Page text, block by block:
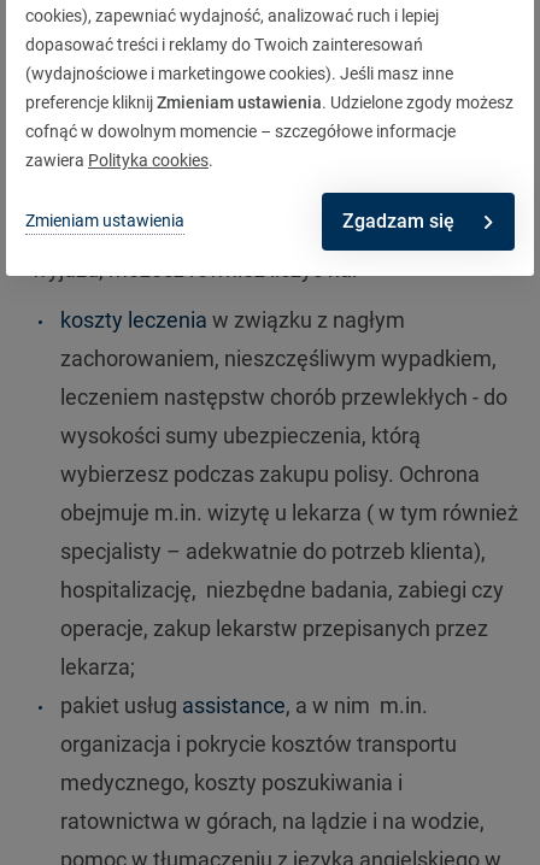
finansowe w razie różnych sytuacji , które mogą Ci
się przydarzyć na stoku np. szkoda jaką możesz
wyrządzić nieumyślnie innemu narciarzowi lub
snowboardziście, , nieszczęśliwy wypadek na
skutek którego skręcisz nogę czy złamiesz
obojczyk. Kupując
ubezpieczenie podróżnena
wyjazd, możesz również liczyć na:
koszty leczenia w związku z nagłym
zachorowaniem, nieszczęśliwym wypadkiem,
leczeniem następstw chorób przewlekłych - do
wysokości sumy ubezpieczenia, którą
wybierzesz podczas zakupu polisy. Ochrona
obejmuje m.in. wizytę u lekarza ( w tym również
specjalisty – adekwatnie do potrzeb klienta),
hospitalizację, niezbędne badania, zabiegi czy
operacje, zakup lekarstw przepisanych przez
lekarza;
pakiet usług assistance, a w nim m.in.
organizacja i pokrycie kosztów transportu
medycznego, koszty poszukiwania i
ratownictwa w górach, na lądzie i na wodzie,
cookies), zapewniać wydajność, analizować ruch i lepiej
dopasować treści i reklamy do Twoich zainteresowań
(wydajnościowe i marketingowe cookies). Jeśli masz inne
preferencje kliknijZmieniam ustawienia. Udzielone zgody możesz
cofnąć w dowolnym momencie – szczegółowe informacje
zawiera Polityka cookies.
Zmieniam ustawienia Zgadzam się